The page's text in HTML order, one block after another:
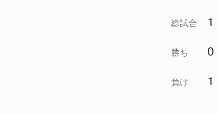
総試合 1
勝ち 0
負け 1